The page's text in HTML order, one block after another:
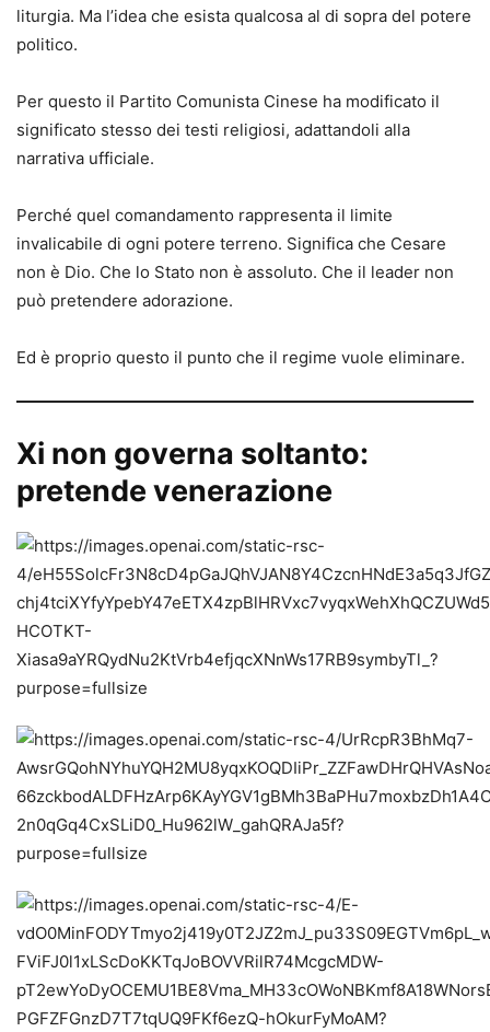
liturgia. Ma l’idea che esista qualcosa al di sopra del potere
politico.
Per questo il Partito Comunista Cinese ha modificato il
significato stesso dei testi religiosi, adattandoli alla
narrativa ufficiale.
Perché quel comandamento rappresenta il limite
invalicabile di ogni potere terreno. Significa che Cesare
non è Dio. Che lo Stato non è assoluto. Che il leader non
può pretendere adorazione.
Ed è proprio questo il punto che il regime vuole eliminare.
Xi non governa soltanto:
pretende venerazione